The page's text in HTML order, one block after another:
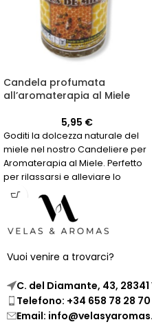
Candela profumata
all’aromaterapia al Miele
5,95 €
Goditi la dolcezza naturale del
miele nel nostro Candeliere per
Aromaterapia al Miele. Perfetto
per rilassarsi e alleviare lo
stress.
Vuoi venire a trovarci?
C. del Diamante, 43,
Telefono: +34 658 78 28 70
Email: